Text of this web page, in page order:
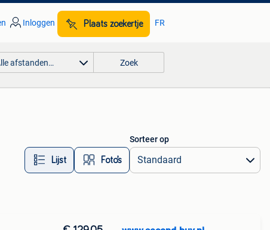
Inloggen Plaats zoekertje FR
afstanden… Zoek
Lijst Foto’s
Sorteer op